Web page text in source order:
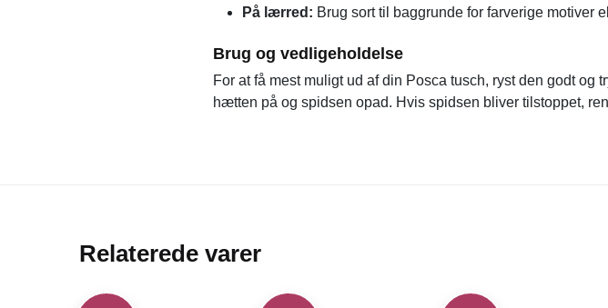
På lærred: Brug sort til baggrunde for farverige motiver
Brug og vedligeholdelse
For at få mest muligt ud af din Posca tusch, ryst den godt
hætten på og spidsen opad. Hvis spidsen bliver tilstoppet,
Relaterede varer